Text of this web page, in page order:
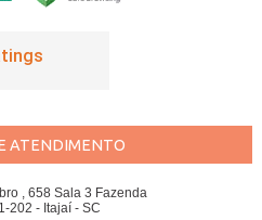
ATENDIMENTO
, 658 Sala 3 Fazenda
202 - Itajaí - SC